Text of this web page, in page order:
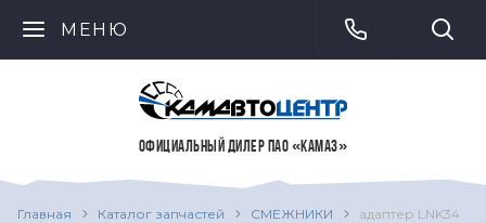
МЕНЮ
ОФИЦИАЛЬНЫЙ ДИЛЕР ПАО «КАМАЗ»
Главная Каталог запчастей СМЕЖНИКИ адаптер LNK34